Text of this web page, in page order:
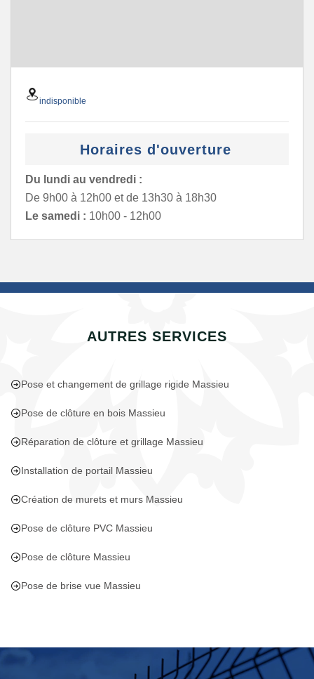
indisponible
Horaires d'ouverture
Du lundi au vendredi :
De 9h00 à 12h00 et de 13h30 à 18h30
Le samedi : 10h00 - 12h00
AUTRES SERVICES
Pose et changement de grillage rigide Massieu
Pose de clôture en bois Massieu
Réparation de clôture et grillage Massieu
Installation de portail Massieu
Création de murets et murs Massieu
Pose de clôture PVC Massieu
Pose de clôture Massieu
Pose de brise vue Massieu